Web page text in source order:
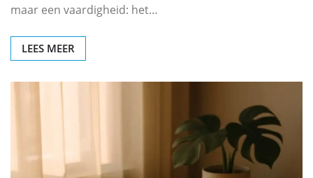
maar een vaardigheid: het…
LEES MEER